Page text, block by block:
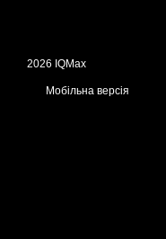
2026 IQMax
Мобільна версія